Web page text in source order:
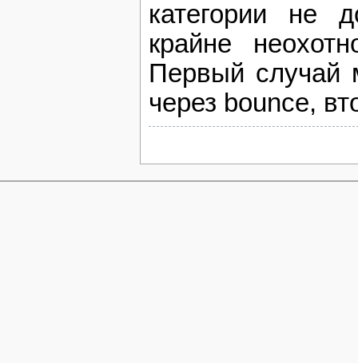
категории не
крайне
Первый случай
через bounce,